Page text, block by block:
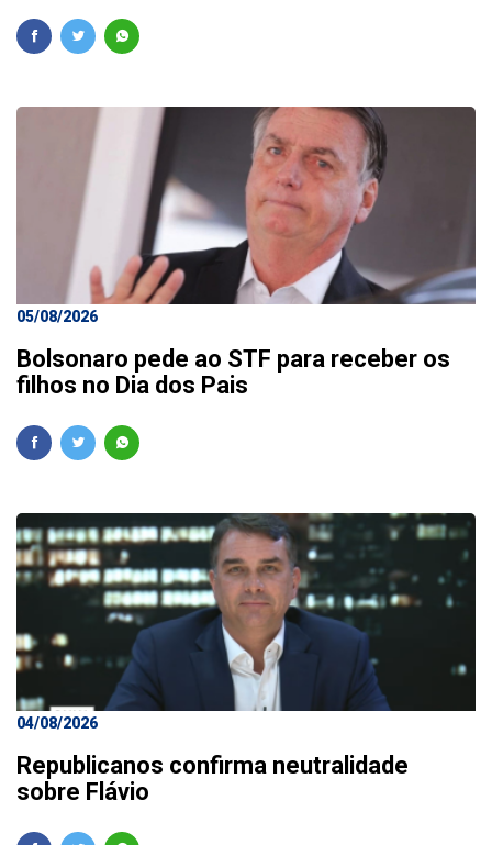
05/08/2026
Bolsonaro pede ao STF para receber os
filhos no Dia dos Pais
04/08/2026
Republicanos confirma neutralidade
sobre Flávio